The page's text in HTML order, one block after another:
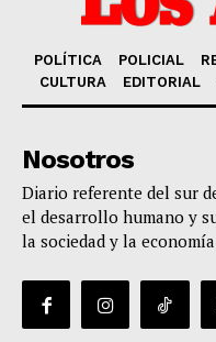
POLÍTICA POLICIAL
CULTURA
EDITORIAL
Nosotros
Diario referente del sur
el desarrollo humano y
la sociedad y la economía